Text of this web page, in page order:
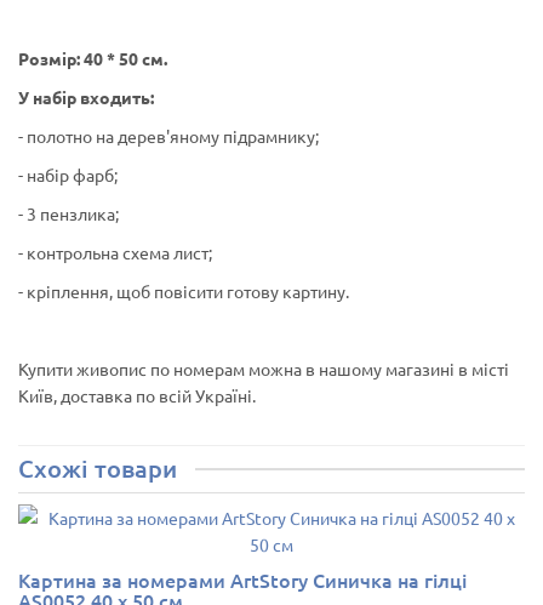
Розмір: 40 * 50 см.
У набір входить:
- полотно на дерев'яному підрамнику;
- набір фарб;
- 3 пензлика;
- контрольна схема лист;
- кріплення, щоб повісити готову картину.
Купити живопис по номерам можна в нашому магазині в місті
Київ, доставка по всій Україні.
Схожі товари
Картина за номерами ArtStory Синичка на гілці